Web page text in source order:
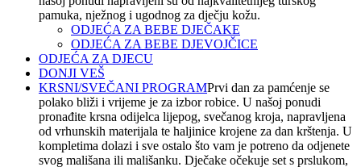
pamuka, nježnog i ugodnog za dječju kožu.
ODJEĆA ZA BEBE DJEČAKE
ODJEĆA ZA BEBE DJEVOJČICE
ODJEĆA ZA DJECU
DONJI VEŠ
KRSNI/SVEČANI PROGRAMPrvi dan za pamćenje se
polako bliži i vrijeme je za izbor robice. U našoj ponudi
pronađite krsna odijelca lijepog, svečanog kroja, napravljena
od vrhunskih materijala te haljinice krojene za dan krštenja. U
kompletima dolazi i sve ostalo što vam je potreno da odjenete
svog mališana ili mališanku. Dječake očekuje set s prslukom,